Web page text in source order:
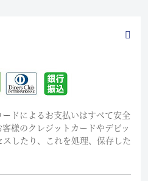
ドによるお支払いはすべて安全
様のクレジットカードやデビッ
したり、これを処理、保存した